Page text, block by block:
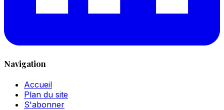
Navigation
Accueil
Plan du site
S'abonner